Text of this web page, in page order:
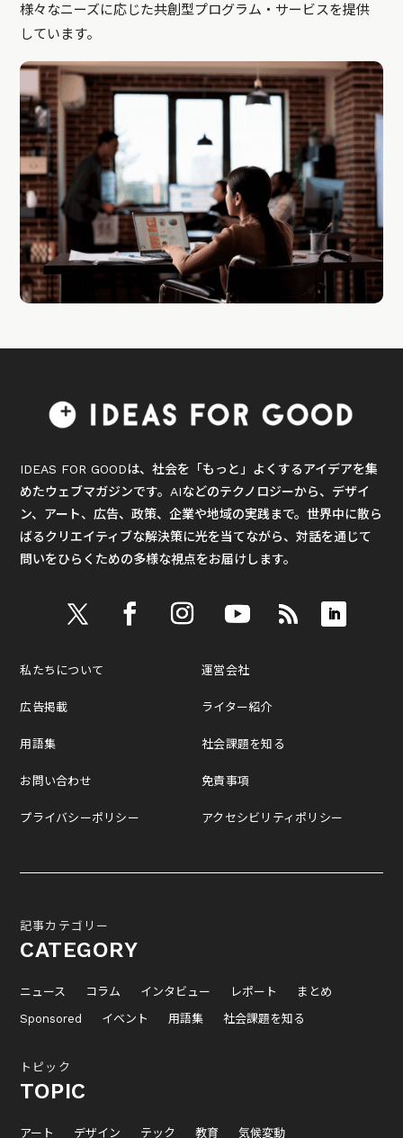
様々なニーズに応じた共創型プログラム・サービスを提供
しています。
IDEAS FOR GOODは、社会を「もっと」よくするアイデアを集
めたウェブマガジンです。AIなどのテクノロジーから、デザイ
ン、アート、広告、政策、企業や地域の実践まで。世界中に散ら
ばるクリエイティブな解決策に光を当てながら、対話を通じて
問いをひらくための多様な視点をお届けします。
私たちについて
広告掲載
用語集
お問い合わせ
プライバシーポリシー
運営会社
ライター紹介
社会課題を知る
免責事項
アクセシビリティポリシー
記事カテゴリー
CATEGORY
ニュース コラム インタビュー レポート
まとめ
Sponsored
イベント 用語集 社会課題を知る
トピック
TOPIC
アート デザイン テック 教育 気候変動